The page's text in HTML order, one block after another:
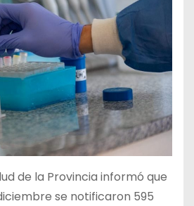
de la Provincia informó que
se notificaron 595